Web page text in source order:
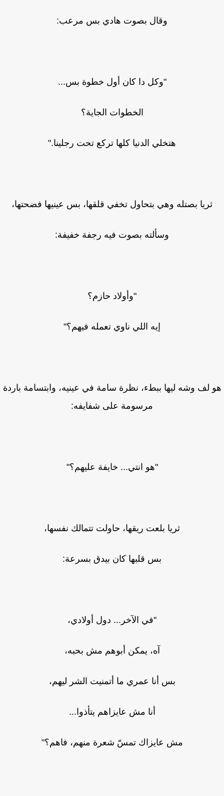
وقال بصوت هادي بس مرعب:
"وكل دا كان أول خطوة بس...
الخطوات الجاية؟
هتخلي الدنيا كلها تركع تحت رجلينا."
ثريا بصتله وهي بتحاول تخفي قلقها، بس عينيها فضحتها،
وسألته بصوت فيه رجفة خفيفة:
"وأولاد حازم؟
إيه اللي ناوي تعمله فيهم؟"
لف وشه ليها ببطء، نظرة سامة في عينيه، وابتسامة باردة
مرسومة على شفايفه:
"هو انتي... خايفة عليهم؟"
ثريا بلعت ريقها، حاولت تتمالك نفسها،
بس قلبها كان بيدق بسرعة:
"في الآخر... دول أولادي،
آه، يمكن أبوهم مش بحبه،
بس أنا عمري ما أتمنيت الشر ليهم،
أنا مش عايزاهم يتأذوا...
مش عايزاك تمسّ شعرة منهم، فاهم؟"